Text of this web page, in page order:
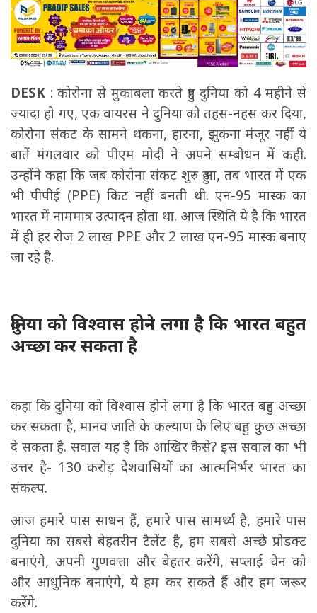
DESK : कोरोना से मुकाबला करते हुए दुनिया को 4 महीने से
ज्यादा हो गए, एक वायरस ने दुनिया को तहस-नहस कर दिया,
कोरोना संकट के सामने थकना, हारना, झुकना मंजूर नहीं ये
बातें मंगलवार को पीएम मोदी ने अपने सम्बोधन में कही.
उन्होंने कहा कि जब कोरोना संकट शुरु हुआ, तब भारत में एक
भी पीपीई (PPE) किट नहीं बनती थी. एन-95 मास्क का
भारत में नाममात्र उत्पादन होता था. आज स्थिति ये है कि भारत
में ही हर रोज 2 लाख PPE और 2 लाख एन-95 मास्क बनाए
जा रहे हैं.
दुनिया को विश्वास होने लगा है कि भारत बहुत
अच्छा कर सकता है
कहा कि दुनिया को विश्वास होने लगा है कि भारत बहुत अच्छा
कर सकता है, मानव जाति के कल्याण के लिए बहुत कुछ अच्छा
दे सकता है. सवाल यह है कि आखिर कैसे? इस सवाल का भी
उत्तर है- 130 करोड़ देशवासियों का आत्मनिर्भर भारत का
संकल्प.
आज हमारे पास साधन हैं, हमारे पास सामर्थ्य है, हमारे पास
दुनिया का सबसे बेहतरीन टैलेंट है, हम सबसे अच्छे प्रोडक्ट
बनाएंगे, अपनी गुणवत्ता और बेहतर करेंगे, सप्लाई चेन को
और आधुनिक बनाएंगे, ये हम कर सकते हैं और हम जरूर
करेंगे.